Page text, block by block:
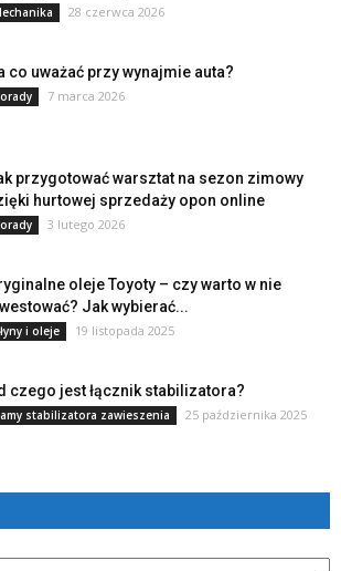
28 czerwca 2026
co uważać przy wynajmie auta?
7 marca 2026
przygotować warsztat na sezon zimowy
hurtowej sprzedaży opon online
3 lutego 2026
oleje Toyoty – czy warto w nie
Jak wybierać...
i oleje 19 listopada 2025
czego jest łącznik stabilizatora?
stabilizatora zawieszenia 25 października 2025